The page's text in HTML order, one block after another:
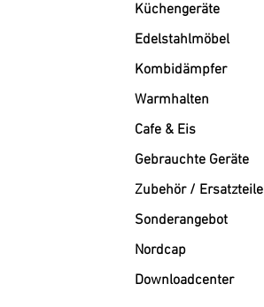
Küchengeräte
Edelstahlmöbel
Kombidämpfer
Warmhalten
Cafe & Eis
Gebrauchte Geräte
Zubehör / Ersatzteile
Sonderangebot
Nordcap
Downloadcenter